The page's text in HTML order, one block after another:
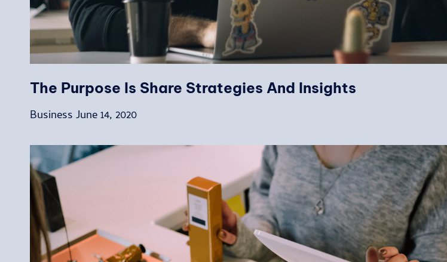
The Purpose Is Share Strategies And Insights
BusinessJune 14, 2020